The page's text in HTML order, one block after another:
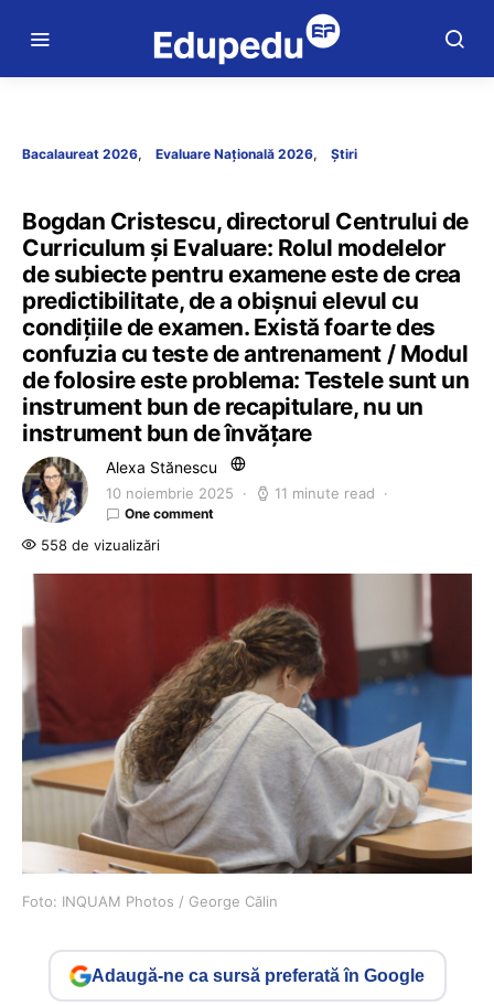
Bacalaureat 2026 Evaluare Națională 2026 Știri
Bogdan Cristescu, directorul Centrului de
Curriculum și Evaluare: Rolul modelelor
de subiecte pentru examene este de crea
predictibilitate, de a obișnui elevul cu
condițiile de examen. Există foarte des
confuzia cu teste de antrenament / Modul
de folosire este problema: Testele sunt un
instrument bun de recapitulare, nu un
instrument bun de învățare
Alexa Stănescu
10 noiembrie 2025 11 minute read
One comment
558 de vizualizări
Foto: INQUAM Photos / George Călin
Adaugă-ne ca sursă preferată în Google